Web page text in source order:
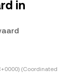
in
(Coordinated